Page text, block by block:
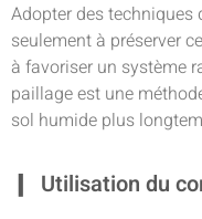
Adopter des techniques
seulement à préserver
à favoriser un système
paillage est une
sol humide plus
Utilisation du